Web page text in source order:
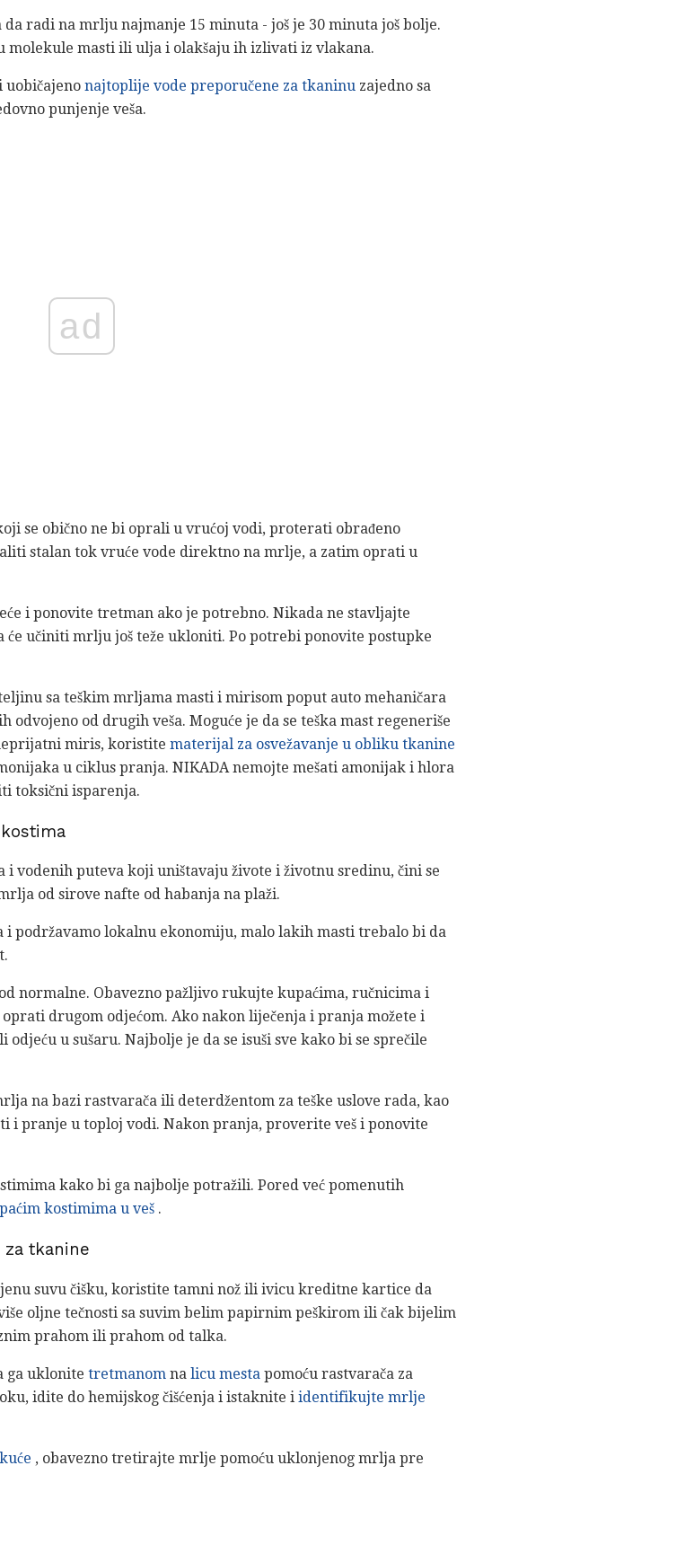
radi na mrlju najmanje 15 minuta - još je 30 minuta još bolje.
molekule masti ili ulja i olakšaju ih izlivati ​​iz vlakana.
uobičajeno najtoplije vode preporučene za tkaninu zajedno sa
punjenje veša.
ad
se obično ne bi oprali u vrućoj vodi, proterati obrađeno
stalan tok vruće vode direktno na mrlje, a zatim oprati u
i ponovite tretman ako je potrebno. Nikada ne stavljajte
će učiniti mrlju još teže ukloniti. Po potrebi ponovite postupke
sa teškim mrljama masti i mirisom poput auto mehaničara
od drugih veša. Moguće je da se teška mast regeneriše
miris, koristite materijal za osvežavanje u obliku tkanine
u ciklus pranja. NIKADA nemojte mešati amonijak i hlora
toksični isparenja.
i vodenih puteva koji uništavaju živote i životnu sredinu, čini se
od sirove nafte od habanja na plaži.
i podržavamo lokalnu ekonomiju, malo lakih masti trebalo bi da
normalne. Obavezno pažljivo rukujte kupaćima, ručnicima i
drugom odjećom. Ako nakon liječenja i pranja možete i
u sušaru. Najbolje je da se isuši sve kako bi se sprečile
na bazi rastvarača ili deterdžentom za teške uslove rada, kao
i pranje u toploj vodi. Nakon pranja, proverite veš i ponovite
kako bi ga najbolje potražili. Pored već pomenutih
kostimima u veš .
tkanine
suvu čišku, koristite tamni nož ili ivicu kreditne kartice da
oljne tečnosti sa suvim belim papirnim peškirom ili čak bijelim
prahom ili prahom od talka.
ga uklonite tretmanom na licu mesta pomoću rastvarača za
idite do hemijskog čišćenja i istaknite i identifikujte mrlje
, obavezno tretirajte mrlje pomoću uklonjenog mrlja pre